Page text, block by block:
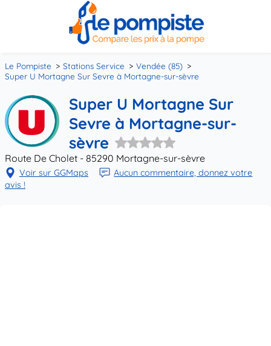
Le Pompiste Stations Service
Vendée (85)
Super U Mortagne Sur Sevre à Mortagne-sur-sèvre
Super U Mortagne Sur
Sevre à Mortagne-sur-
sèvre
Route De Cholet - 85290 Mortagne-sur-sèvre
Voir sur GGMaps
Aucun commentaire, donnez votre
avis !